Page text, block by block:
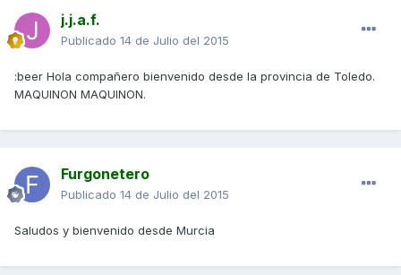
j.j.a.f.
Publicado 14 de Julio del 2015
:beer Hola compañero bienvenido desde la provincia de Toledo.
MAQUINON MAQUINON.
Furgonetero
Publicado 14 de Julio del 2015
Saludos y bienvenido desde Murcia